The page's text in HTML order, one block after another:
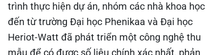
trình thực hiện dự án, nhóm các nhà khoa học
đến từ trường Đại học Phenikaa và Đại học
Heriot-Watt đã phát triển một công nghệ thu
mẫu để có được số liệu chính xác nhất, phản